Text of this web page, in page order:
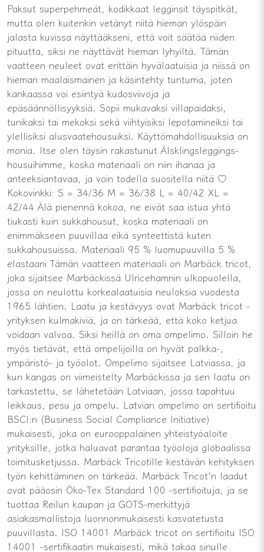
Paksut superpehmeät, kodikkaat legginsit täyspitkät,
mutta olen kuitenkin vetänyt niitä hieman ylöspäin
jalasta kuvissa näyttääkseni, että voit säätää niiden
pituutta, siksi ne näyttävät hieman lyhyiltä. Tämän
vaatteen neuleet ovat erittäin hyvälaatuisia ja niissä on
hieman maalaismainen ja käsintehty tuntuma, joten
kankaassa voi esiintyä kudosviivoja ja
epäsäännöllisyyksiä. Sopii mukavaksi villapaidaksi,
tunikaksi tai mekoksi sekä viihtyisiksi lepotamineiksi tai
ylellisiksi alusvaatehousuiksi. Käyttömahdollisuuksia on
monia. Itse olen täysin rakastunut Älsklingsleggings-
housuihimme, koska materiaali on niin ihanaa ja
anteeksiantavaa, ja voin todella suositella niitä ♡
Kokovinkki: S = 34/36 M = 36/38 L = 40/42 XL =
42/44 Älä pienennä kokoa, ne eivät saa istua yhtä
tiukasti kuin sukkahousut, koska materiaali on
enimmäkseen puuvillaa eikä synteettistä kuten
sukkahousuissa. Materiaali 95 % luomupuuvilla 5 %
elastaani Tämän vaatteen materiaali on Marbäck tricot,
joka sijaitsee Marbäckissä Ulricehamnin ulkopuolella,
jossa on neulottu korkealaatuisia neuloksia vuodesta
1965 lähtien. Laatu ja kestävyys ovat Marbäck tricot -
yrityksen kulmakiviä, ja on tärkeää, että koko ketjua
voidaan valvoa. Siksi heillä on oma ompelimo. Silloin he
myös tietävät, että ompelijoilla on hyvät palkka-,
ympäristö- ja työolot. Ompelimo sijaitsee Latviassa, ja
kun kangas on viimeistelty Marbäckissa ja sen laatu on
tarkastettu, se lähetetään Latviaan, jossa tapahtuu
leikkaus, pesu ja ompelu. Latvian ompelimo on sertifioitu
BSCI:n (Business Social Compliance Initiative)
mukaisesti, joka on eurooppalainen yhteistyöaloite
yrityksille, jotka haluavat parantaa työoloja globaalissa
toimitusketjussa. Marbäck Tricotille kestävän kehityksen
työn kehittäminen on tärkeää. Marbäck Tricot'n laadut
ovat pääosin Öko-Tex Standard 100 -sertifioituja, ja se
tuottaa Reilun kaupan ja GOTS-merkittyjä
asiakasmallistoja luonnonmukaisesti kasvatetusta
puuvillasta. ISO 14001 Marbäck tricot on sertifioitu ISO
14001 -sertifikaatin mukaisesti, mikä takaa sinulle